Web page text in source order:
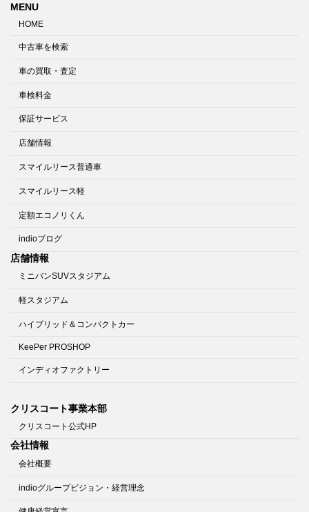
MENU
HOME
中古車を検索
車の買取・査定
車検料金
保証サービス
店舗情報
スマイルリース普通車
スマイルリース軽
定額エコノリくん
indioブログ
店舗情報
ミニバンSUVスタジアム
軽スタジアム
ハイブリッド＆コンパクトカー
KeePer PROSHOP
インディオファクトリー
クリスコート事業本部
クリスコート公式HP
会社情報
会社概要
indioグループビジョン・経営理念